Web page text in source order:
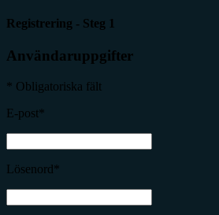
Registrering - Steg 1
Användaruppgifter
* Obligatoriska fält
E-post*
Lösenord*